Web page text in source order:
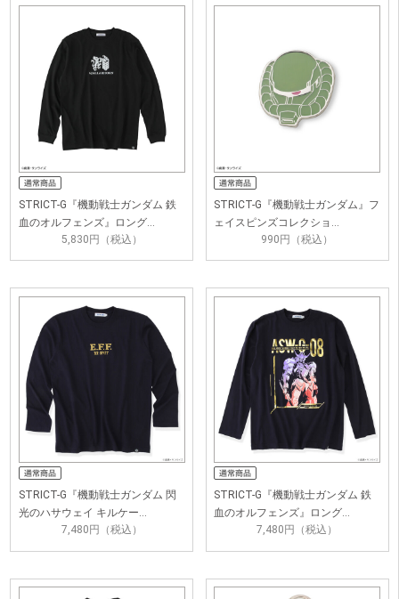
STRICT-G『機動戦士ガンダム 鉄
血のオルフェンズ』ロング…
5,830円（税込）
STRICT-G『機動戦士ガンダム』フ
ェイスピンズコレクショ…
990円（税込）
STRICT-G『機動戦士ガンダム 閃
光のハサウェイ キルケー…
7,480円（税込）
STRICT-G『機動戦士ガンダム 鉄
血のオルフェンズ』ロング…
7,480円（税込）